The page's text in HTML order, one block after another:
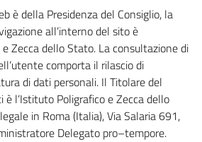
è della Presidenza del Consiglio, la
all’interno del sito è
Zecca dello Stato. La consultazione di
comporta il rilascio di
di dati personali. Il Titolare del
l’Istituto Poligrafico e Zecca dello
in Roma (Italia), Via Salaria 691,
Delegato pro–tempore.